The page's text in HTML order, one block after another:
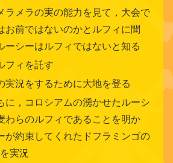
メラの実の能力を見て，大会で
お前ではないのかとルフィに聞
ーシーはルフィではないと知る
ィを託す
況をするために大地を登る
，コロシアムの湧かせたルーシ
わらのルフィであることを明か
が約束してくれたドフラミンゴの
実況